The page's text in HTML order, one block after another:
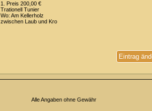
1. Preis 200,00 €
Trationell Tunier
Wo: Am Kellerholz
zwischen Laub und Kro
Eintrag
Alle Angaben ohne Gewähr